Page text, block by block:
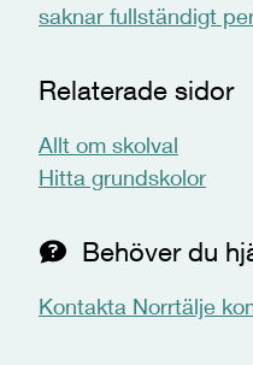
saknar fullständigt
Relaterade sidor
Allt om skolval
Hitta grundskolor
Behöver du
Kontakta Norrtälje